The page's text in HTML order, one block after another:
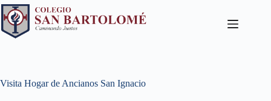
Visita Hogar de Ancianos San Ignacio